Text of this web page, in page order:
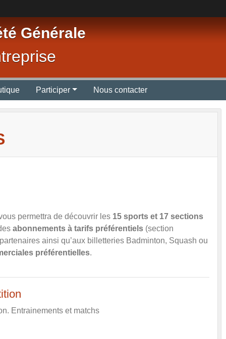
Générale
Participer Nous contacter
permettra de découvrir les 15 sports et 17 sections
abonnements à tarifs préférentiels(section
ainsi qu’aux billetteries Badminton, Squash ou
préférentielles.
Entrainements et matchs